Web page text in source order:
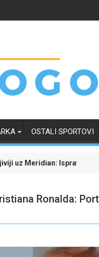
OSTALI SPORTOVI
borbu za grupnu fazu
Dinamo
Ronalda: